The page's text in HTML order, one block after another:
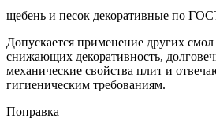
щебень и песок декоративные по
Допускается применение других
снижающих декоративность,
механические свойства плит и
гигиеническим требованиям.
Поправка